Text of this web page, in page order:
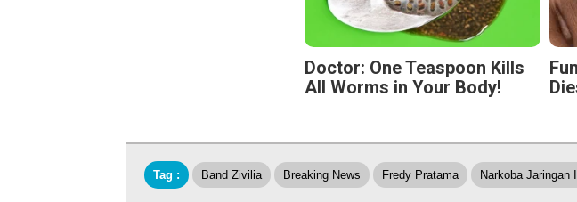
Doctor: One Teaspoon Kills
All Worms in Your Body!
Tag : Band Zivilia Breaking News Fredy Pratama Narkoba Jaringan